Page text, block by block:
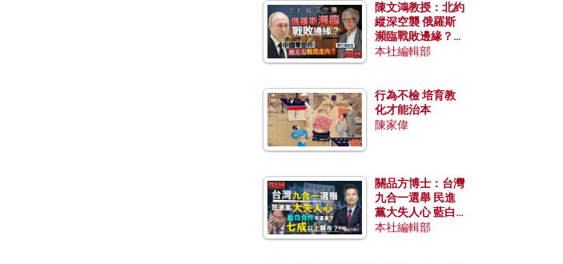
陳文鴻教授：北約
縱深空襲 俄羅斯
瀕臨戰敗邊緣？中
國零部件能左右戰
本社編輯部
行為不檢 培育教
化才能治本
陳家偉
關品方博士：台灣
九合一選舉 民進
黨大失人心 藍白
合作有望拿下七成
本社編輯部